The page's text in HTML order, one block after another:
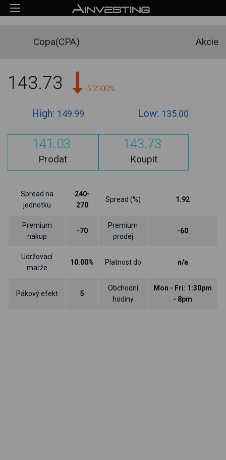
Copa(CPA) Akcie
143.73 -5.2100%
High: 149.99 Low: 135.00
141.03
Prodat
143.73
Koupit
Spread na
jednotku
240-
270
Spread (%) 1.92
Premium
nákup
-70
Premium
prodej
-60
Udržovací
marže
10.00% Platnost do n/a
Pákový efekt 5
Obchodní
hodiny
Mon - Fri: 1:30pm
- 8pm